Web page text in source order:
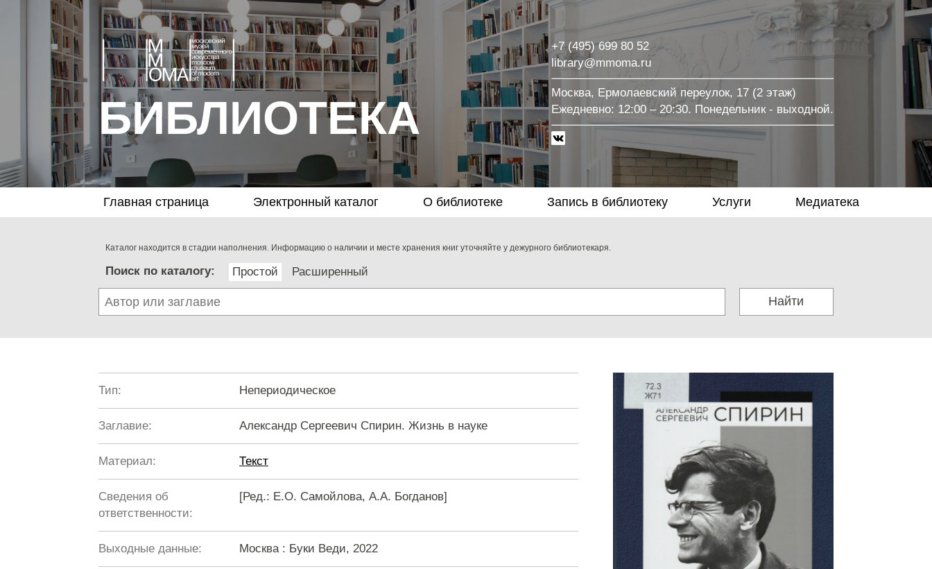
БИБЛИОТЕКА
+7 (495) 699 80 52
library@mmoma.ru
Москва, Ермолаевский переулок, 17 (2 этаж)
Eжедневно: 12:00 – 20:30. Понедельник - выходной.
Главная страница Электронный каталог О библиотеке Запись в библиотеку Услуги Медиатека
Каталог находится в стадии наполнения. Информацию о наличии и месте хранения книг уточняйте у дежурного библиотекаря.
Поиск по каталогу: Простой Расширенный
Найти
Тип: Непериодическое
Заглавие: Александр Сергеевич Спирин. Жизнь в науке
Материал: Текст
Сведения об
ответственности:
[Ред.: Е.О. Самойлова, А.А. Богданов]
Выходные данные: Москва : Буки Веди, 2022